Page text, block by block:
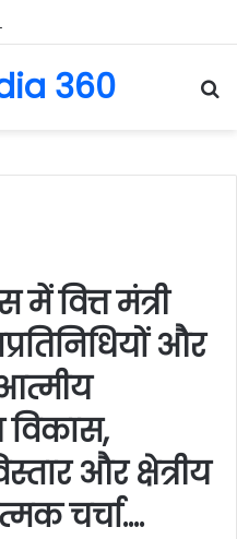
का आयोजन
360
वित्त मंत्री
और
आत्मीय
विकास,
और क्षेत्रीय
चर्चा….